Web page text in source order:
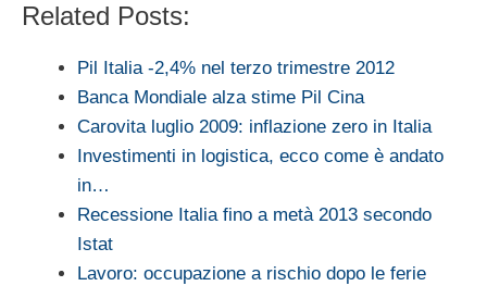
Related Posts:
Pil Italia -2,4% nel terzo trimestre 2012
Banca Mondiale alza stime Pil Cina
Carovita luglio 2009: inflazione zero in Italia
Investimenti in logistica, ecco come è andato
in…
Recessione Italia fino a metà 2013 secondo
Istat
Lavoro: occupazione a rischio dopo le ferie